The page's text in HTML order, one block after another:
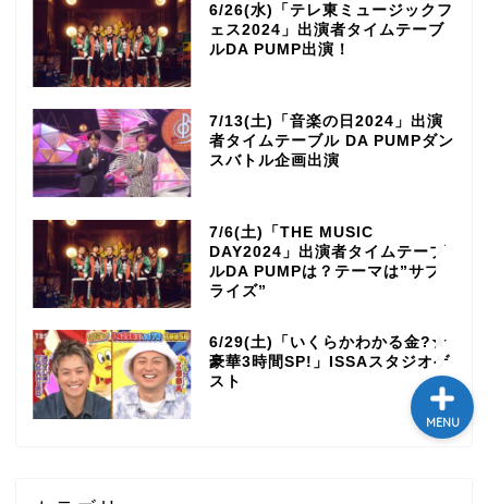
6/26(水)「テレ東ミュージックフ
ェス2024」出演者タイムテーブ
ルDA PUMP出演！
7/13(土)「音楽の日2024」出演
者タイムテーブル DA PUMPダン
スバトル企画出演
7/6(土)「THE MUSIC
DAY2024」出演者タイムテーブ
ルDA PUMPは？テーマは”サプ
ライズ”
6/29(土)「いくらかわかる金?★
豪華3時間SP!」ISSAスタジオゲ
スト
MENU
テレビ
ラジオ
メゾン・ド・ミュージック
ライブ・イベント